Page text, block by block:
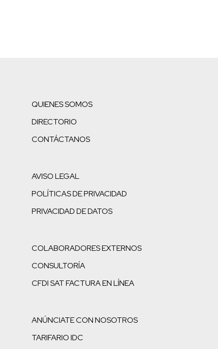
QUIENES SOMOS
DIRECTORIO
CONTÁCTANOS
AVISO LEGAL
POLÍTICAS DE PRIVACIDAD
PRIVACIDAD DE DATOS
COLABORADORES EXTERNOS
CONSULTORÍA
CFDI SAT FACTURA EN LÍNEA
ANÚNCIATE CON NOSOTROS
TARIFARIO IDC